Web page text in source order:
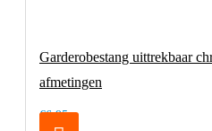
Garderobestang uittrekbaar
afmetingen
€6,95